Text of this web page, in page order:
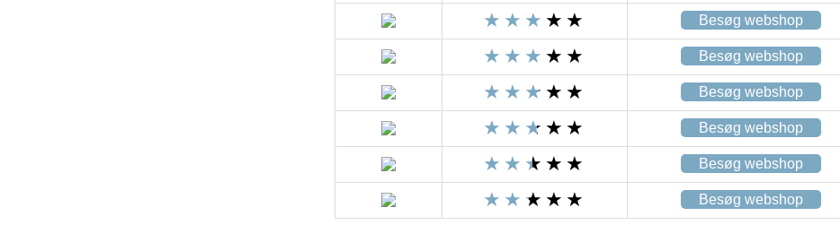
Besøg webshop
Besøg webshop
Besøg webshop
Besøg webshop
Besøg webshop
Besøg webshop